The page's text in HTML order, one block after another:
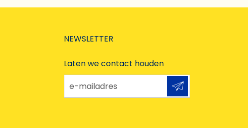
NEWSLETTER
Laten we contact houden
e-mailadres